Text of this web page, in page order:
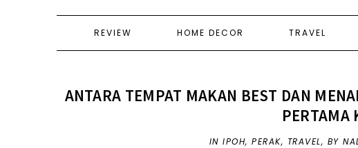
REVIEW HOME DECOR TRAVEL
ANTARA TEMPAT MAKAN BEST DAN
PERTAMA
INIPOH,PERAK, TRAVEL, BY